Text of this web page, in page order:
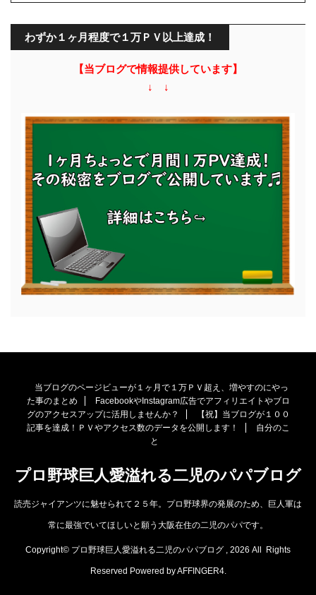
わずか１ヶ月程度で１万ＰＶ以上達成！
【当ブログで情報提供しています】
↓ ↓
当ブログのページビューが１ヶ月で１万ＰＶ超え、増やすのにやっ
た事のまとめ
FacebookやInstagram広告でアフィリエイトやブロ
グのアクセスアップに活用しませんか？
【祝】当ブログが１００
記事を達成！ＰＶやアクセス数のデータを公開します！
自分のこ
と
プロ野球巨人愛溢れる二児のパパブログ
読売ジャイアンツに魅せられて２５年。プロ野球界の発展のため、巨人軍は
常に最強でいてほしいと願う大阪在住の二児のパパです。
Copyright© プロ野球巨人愛溢れる二児のパパブログ , 2026 All Rights
Reserved Powered byAFFINGER4.